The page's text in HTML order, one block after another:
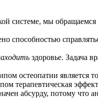
системе, мы
способностью
здоровье. Задача
остеопатии является
терапевтическая
абсурду, потому что